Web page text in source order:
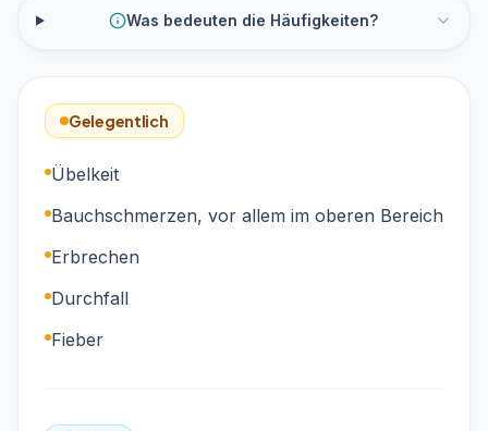
Was bedeuten die Häufigkeiten?
Gelegentlich
Übelkeit
Bauchschmerzen, vor allem im oberen Bereich
Erbrechen
Durchfall
Fieber